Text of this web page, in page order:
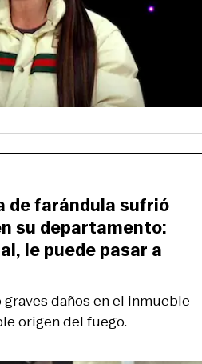
daños en el inmueble
origen del fuego.
de farándula sufrió
su departamento:
le puede pasar a